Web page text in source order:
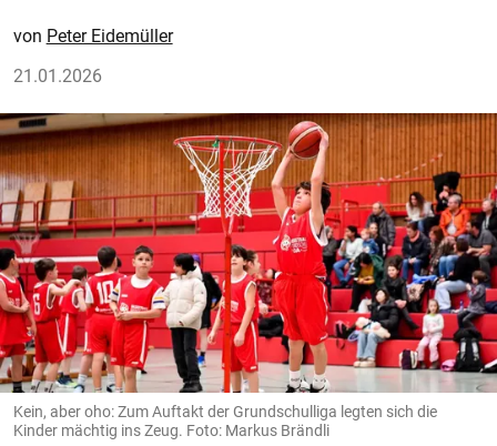
Peter Eidemüller
21.01.2026
Kein, aber oho: Zum Auftakt der Grundschulliga legten sich die
Kinder mächtig ins Zeug. Foto: Markus Brändli